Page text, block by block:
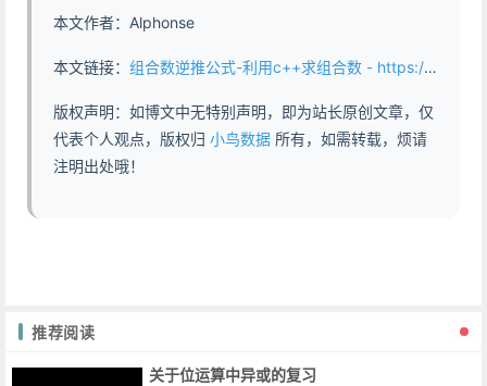
本文作者：Alphonse
本文链接： 组合数逆推公式-利用c++求组合数 - https://www.abddb.com/cpp_count_combinatorial_number.html
版权声明：如博文中无特别声明，即为站长原创文章，仅
代表个人观点，版权归 小鸟数据 所有，如需转载，烦请
注明出处哦！
推荐阅读
关于位运算中异或的复习